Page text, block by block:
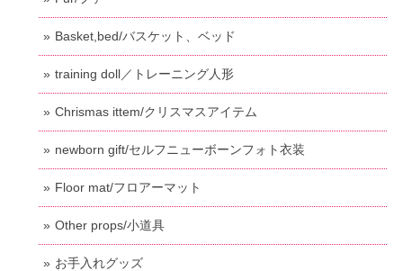
Basket,bed/バスケット、ベッド
training doll／トレーニング人形
Chrismas ittem/クリスマスアイテム
newborn gift/セルフニューボーンフォト衣装
Floor mat/フロアーマット
Other props/小道具
お手入れグッズ